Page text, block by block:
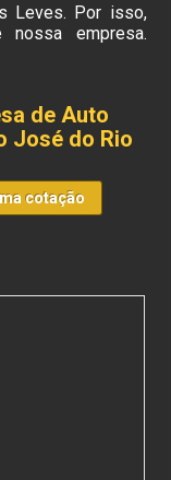
Leves. Por isso,
empresa.
de Auto
José do Rio
cotação